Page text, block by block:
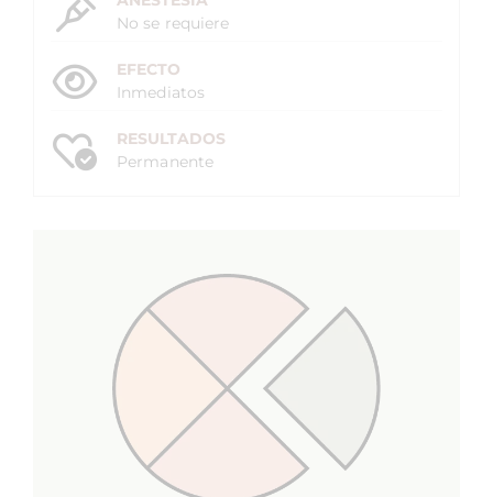
No se requiere
EFECTO
Inmediatos
RESULTADOS
Permanente